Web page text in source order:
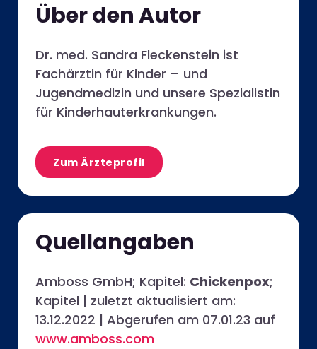
Über den Autor
Dr. med. Sandra Fleckenstein ist
Fachärztin für Kinder – und
Jugendmedizin und unsere Spezialistin
für Kinderhauterkrankungen.
Zum Ärzteprofil
Quellangaben
Amboss GmbH; Kapitel: Chickenpox;
Kapitel | zuletzt aktualisiert am:
13.12.2022 | Abgerufen am 07.01.23 auf
www.amboss.com